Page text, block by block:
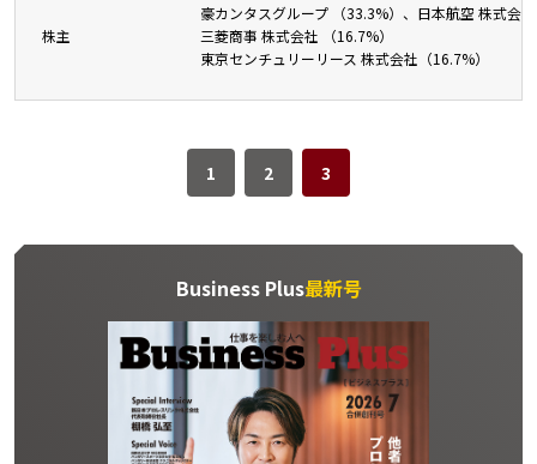
株主
豪カンタスグループ （33.3%）、日本航空 株式会
三菱商事 株式会社 （16.7%）
東京センチュリーリース 株式会社（16.7%）
1 2 3
Business Plus最新号